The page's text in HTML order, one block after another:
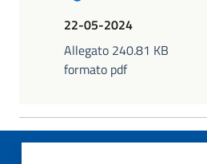
22-05-2024
Allegato 240.81 KB
formato pdf